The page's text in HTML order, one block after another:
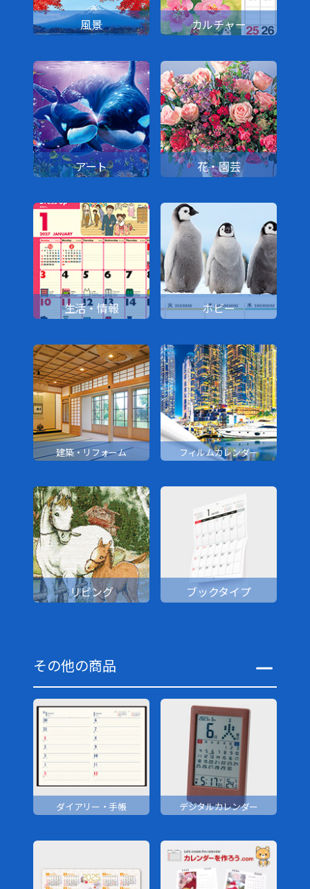
風景 カルチャー
アート 花・園芸
生活・情報 ホビー
建築・リフォーム フィルムカレンダー
リビング ブックタイプ
その他の商品
ダイアリー・手帳 デジタルカレンダー